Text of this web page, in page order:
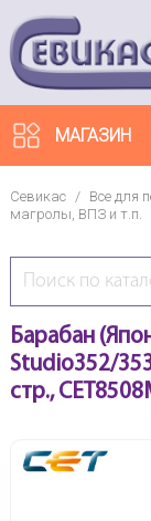
МАГАЗИН
Севикас / Все для
магролы, ВПЗ и т.п.
Барабан
Studio352/
стр.,